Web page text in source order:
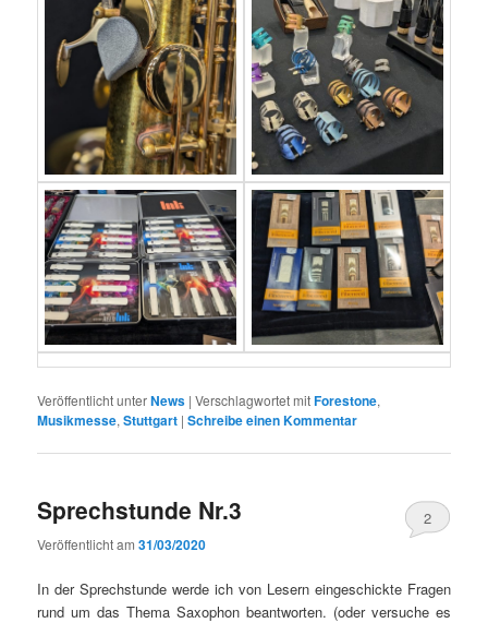
Veröffentlicht unterNews |Verschlagwortet mitForestone,
Musikmesse,Stuttgart |Schreibe einen Kommentar
Sprechstunde Nr.3
Veröffentlicht am31/03/2020
2
In der Sprechstunde werde ich von Lesern eingeschickte Fragen
rund um das Thema Saxophon beantworten. (oder versuche es